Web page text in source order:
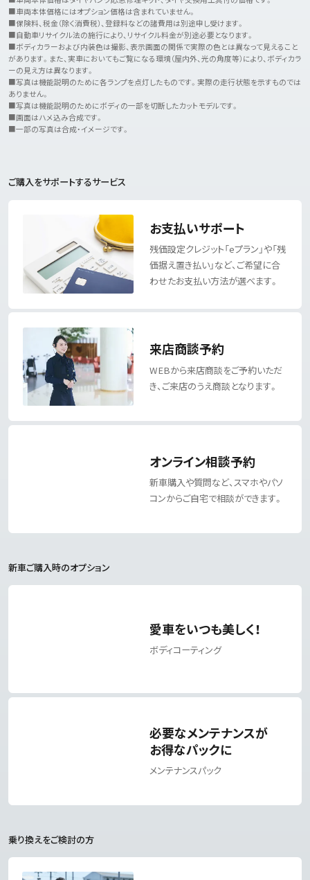
■車両本体価格にはオプション価格は含まれていません。
■保険料、税金（除く消費税）、登録料などの諸費用は別途申し受けます。
■自動車リサイクル法の施行により、リサイクル料金が別途必要となります。
■ボディカラーおよび内装色は撮影、表示画面の関係で実際の色とは異なって見えること
があります。また、実車においてもご覧になる環境（屋内外、光の角度等）により、ボディカラ
ーの見え方は異なります。
■写真は機能説明のために各ランプを点灯したものです。実際の走行状態を示すものでは
ありません。
■写真は機能説明のためにボディの一部を切断したカットモデルです。
■画面はハメ込み合成です。
■一部の写真は合成・イメージです。
ご購入をサポートするサービス
お支払いサポート
残価設定クレジット「eプラン」や「残
価据え置き払い」など、 ご希望に合
わせたお支払い方法が選べます。
来店商談予約
WEBから来店商談をご予約いただ
き、 ご来店のうえ商談となります。
オンライン相談予約
新車購入や質問など、スマホやパソ
コンからご自宅で相談ができます。
新車ご購入時のオプション
愛車をいつも美しく！
ボディコーティング
必要なメンテナンスが
お得なパックに
メンテナンスパック
乗り換えをご検討の方